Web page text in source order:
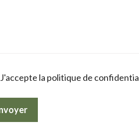
J'accepte la politique de